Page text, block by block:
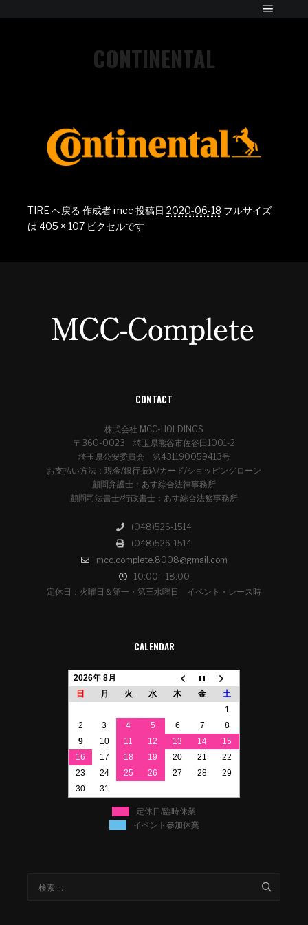
CONTINENTAL
TIRE へ戻る 作成者mcc投稿日 2020-06-18 フルサイズ
は 405 × 107 ピクセルです
CONTACT
株式会社 MCC-HOLDINGS
〒360-0023 埼玉県熊谷市佐谷田1001-2
埼玉県公安委員会 第431190059413号
お支払い方法：現金/銀行振込/カード/ショッピングローン
顧問弁護士：あす綜合法律事務所
顧問司法書士/行政書士：あす綜合法務事務所
(048)526-1514
(048)526-1514
mcc.complete.8008@gmail.com
10:00 - 18:00
定休日：火曜日＆第一・第三水曜日 イベント・レース時
CALENDAR
2026年 8月
日
月 火 水 木 金
土
1
2
3 4 5 6 7
8
9
10 11 12 13 14
15
16
17 18 19 20 21
22
23
24 25 26 27 28
29
30
31
定休日/臨時休業
イベント参加休業